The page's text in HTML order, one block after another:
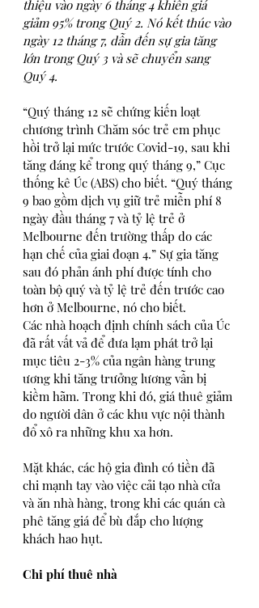
thiệu vào ngày 6 tháng 4 khiến giá
giảm 95% trong Quý 2. Nó kết thúc vào
ngày 12 tháng 7, dẫn đến sự gia tăng
lớn trong Quý 3 và sẽ chuyển sang
Quý 4.
“Quý tháng 12 sẽ chứng kiến loạt
chương trình Chăm sóc trẻ em phục
hồi trở lại mức trước Covid-19, sau khi
tăng đáng kể trong quý tháng 9,” Cục
thống kê Úc (ABS) cho biết. “Quý tháng
9 bao gồm dịch vụ giữ trẻ miễn phí 8
ngày đầu tháng 7 và tỷ lệ trẻ ở
Melbourne đến trường thấp do các
hạn chế của giai đoạn 4.” Sự gia tăng
sau đó phản ánh phí được tính cho
toàn bộ quý và tỷ lệ trẻ đến trước cao
hơn ở Melbourne, nó cho biết.
Các nhà hoạch định chính sách của Úc
đã rất vất vả để đưa lạm phát trở lại
mục tiêu 2-3% của ngân hàng trung
ương khi tăng trưởng lương vẫn bị
kiềm hãm. Trong khi đó, giá thuê giảm
do người dân ở các khu vực nội thành
đổ xô ra những khu xa hơn.
Mặt khác, các hộ gia đình có tiền đã
chi mạnh tay vào việc cải tạo nhà cửa
và ăn nhà hàng, trong khi các quán cà
phê tăng giá để bù đắp cho lượng
khách hao hụt.
Chi phí thuê nhà